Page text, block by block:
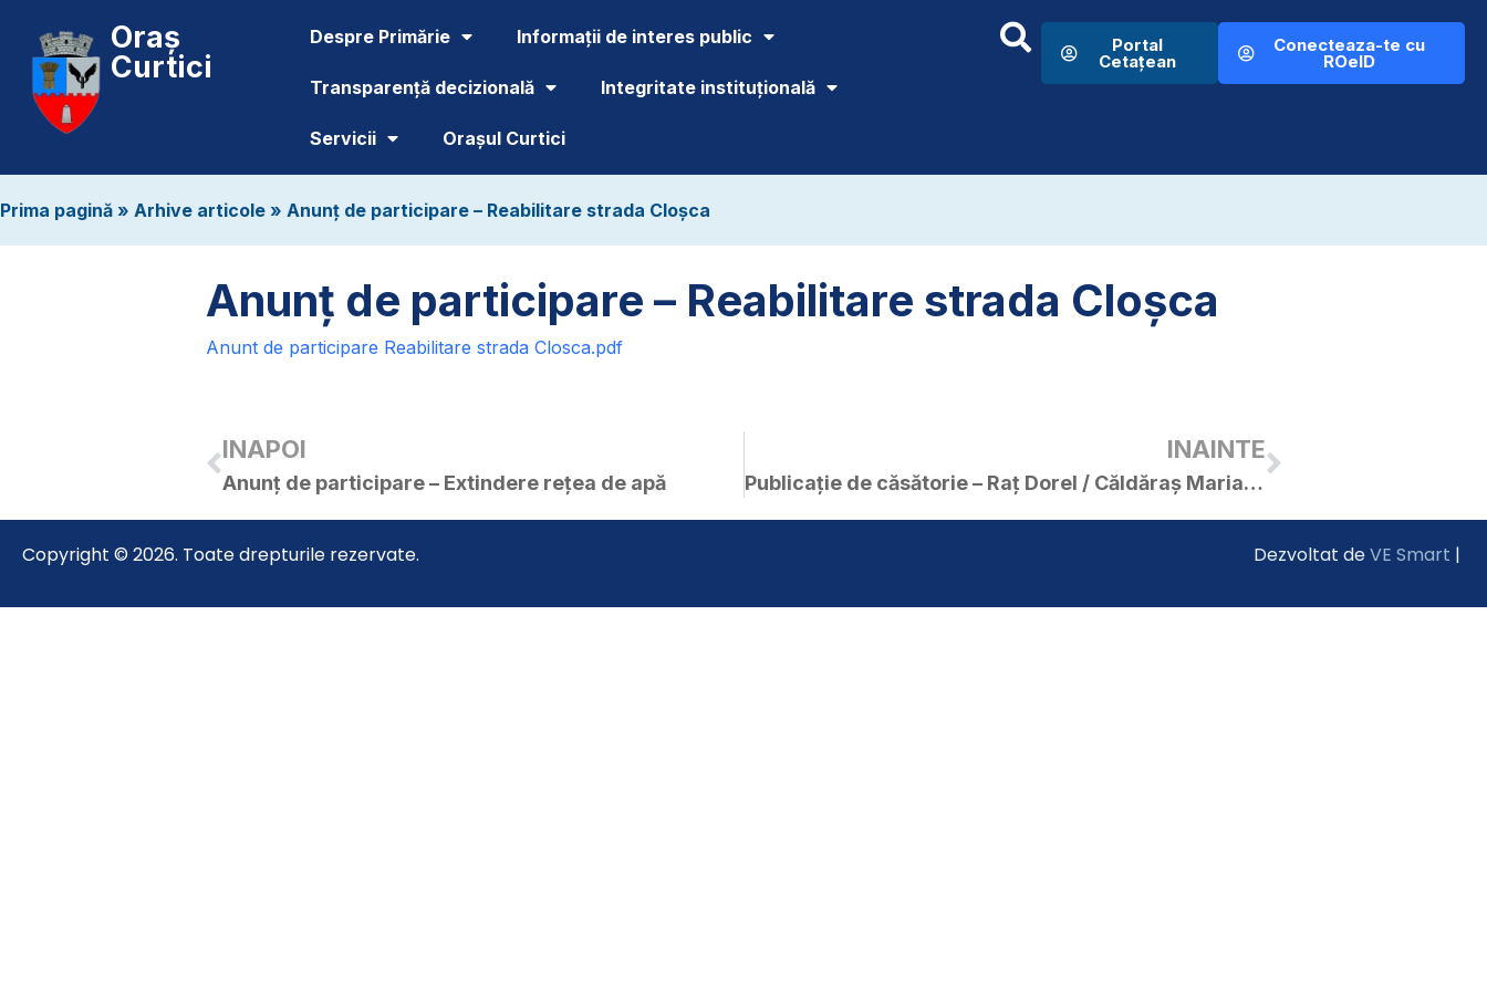
Oraș
Curtici
Despre Primărie Informații de interes public
Transparență decizională Integritate instituțională
Servicii Orașul Curtici
Portal
Cetațean
Conecteaza-te cu
ROeID
Prima pagină » Arhive articole » Anunț de participare – Reabilitare strada Cloșca
Anunț de participare – Reabilitare strada Cloșca
Anunt de participare Reabilitare strada Closca.pdf
INAPOI
Anunț de participare – Extindere rețea de apă
INAINTE
Publicație de căsătorie – Raț Dorel / Căldăraș Mariana
Copyright © 2026. Toate drepturile rezervate. Dezvoltat deVE Smart |